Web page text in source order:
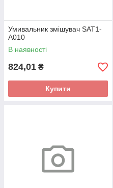
Умивальник змішувач SAT1-
A010
В наявності
824,01 ₴
Купити